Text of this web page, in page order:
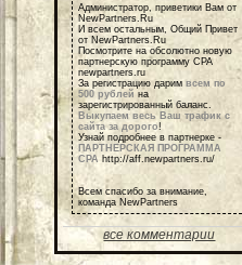
Администратор, приветики Вам от
NewPartners.Ru
И всем остальным, Общий Привет
от NewPartners.Ru
Посмотрите на обсолютно новую
партнерскую программу СРА
newpartners.ru
За регистрацию дарим всем по
500 рублей на
зарегистрированный баланс.
Выкупаем весь Ваш трафик с
сайта за дорого!
Узнай подробнее в партнерке -
ПАРТНЕРСКАЯ ПРОГРАММА
СРА http://aff.newpartners.ru/
Всем спасибо за внимание,
команда NewPartners
все комментарии